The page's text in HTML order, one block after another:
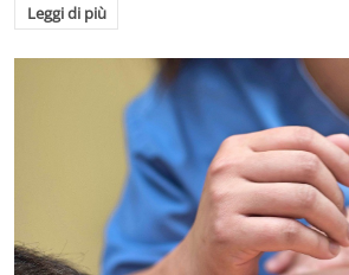
Leggi di più